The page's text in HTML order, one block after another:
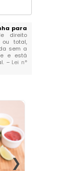
para
direito
ou total,
sem a
e está
– Lei n°